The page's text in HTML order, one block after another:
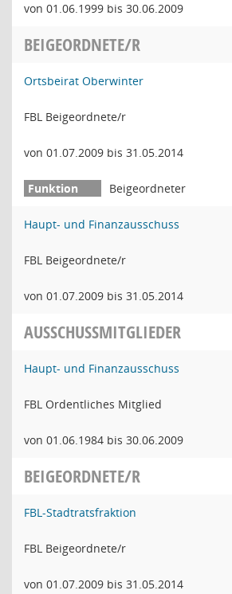
von 01.06.1999 bis 30.06.2009
BEIGEORDNETE/R
Ortsbeirat Oberwinter
FBL Beigeordnete/r
von 01.07.2009 bis 31.05.2014
Beigeordneter
Haupt- und Finanzausschuss
FBL Beigeordnete/r
von 01.07.2009 bis 31.05.2014
AUSSCHUSSMITGLIEDER
Haupt- und Finanzausschuss
FBL Ordentliches Mitglied
von 01.06.1984 bis 30.06.2009
BEIGEORDNETE/R
FBL-Stadtratsfraktion
FBL Beigeordnete/r
von 01.07.2009 bis 31.05.2014